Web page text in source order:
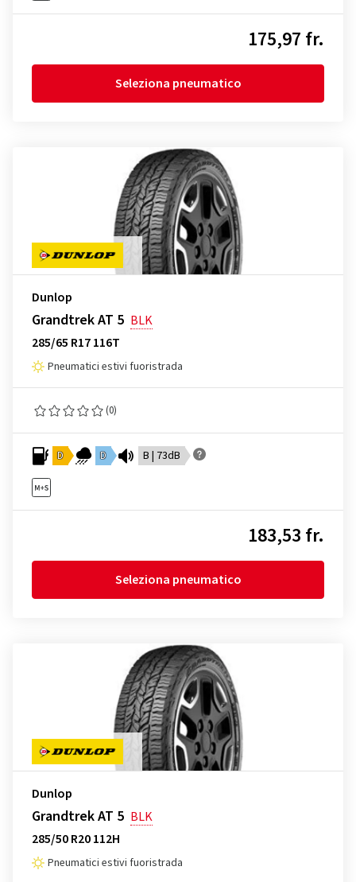
175,97 fr.
Seleziona pneumatico
Dunlop
Grandtrek AT 5 BLK
285/65 R17 116T
Pneumatici estivi fuoristrada
(0)
D D B | 73dB
183,53 fr.
Seleziona pneumatico
Dunlop
Grandtrek AT 5 BLK
285/50 R20 112H
Pneumatici estivi fuoristrada